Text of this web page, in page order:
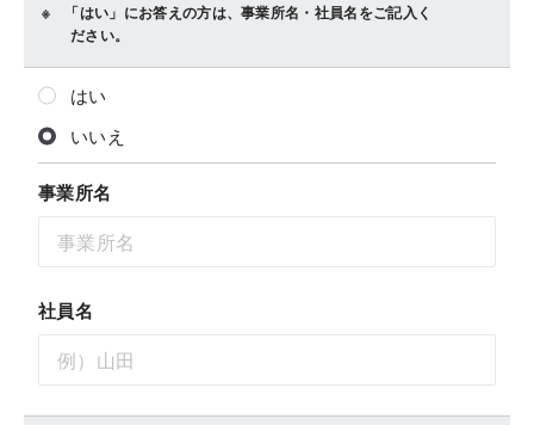
「はい」にお答えの方は、事業所名・社員名をご記入く
ださい。
はい
いいえ
事業所名
社員名